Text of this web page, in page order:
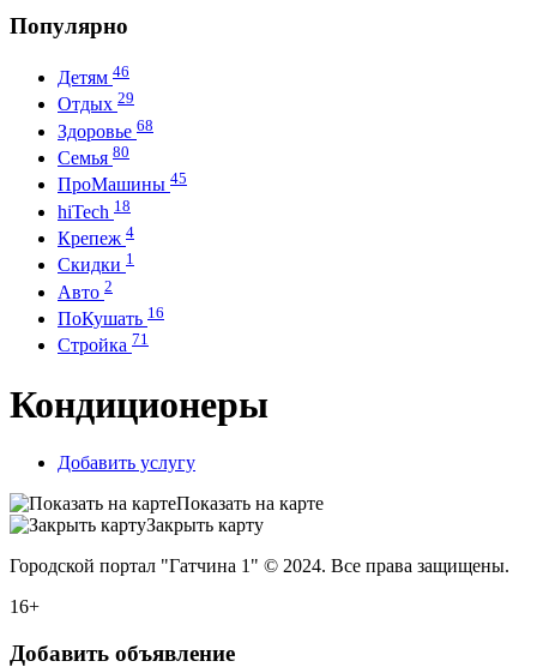
Популярно
Детям 46
Отдых 29
Здоровье 68
Семья 80
ПроМашины 45
hiTech 18
Крепеж 4
Скидки 1
Авто 2
ПоКушать 16
Стройка 71
Кондиционеры
Добавить услугу
Показать на карте
Закрыть карту
Городской портал "Гатчина 1" © 2024. Все права защищены.
16+
Добавить объявление